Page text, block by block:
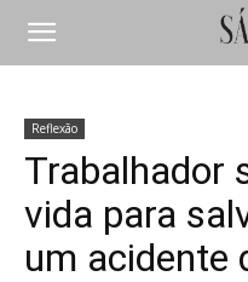
Reflexão
Trabalhador
vida para
um acidente